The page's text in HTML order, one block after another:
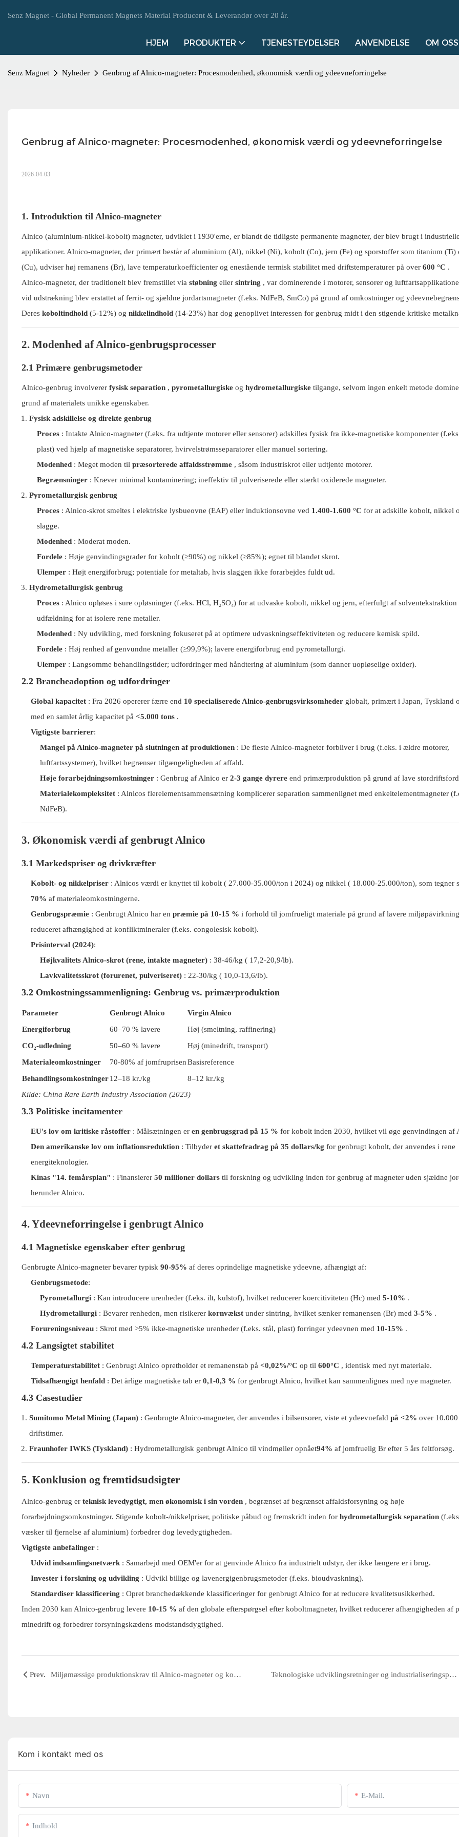
Senz Magnet - Global Permanent Magnets Material Producent & Leverandør over 20 år.
HJEM PRODUKTER TJENESTEYDELSER ANVENDELSE OM OSS
Senz Magnet Nyheder Genbrug af Alnico-magneter: Procesmodenhed, økonomisk værdi og ydeevneforringelse
Genbrug af Alnico-magneter: Procesmodenhed, økonomisk værdi og ydeevneforringelse
2026-04-03
1. Introduktion til Alnico-magneter
Alnico (aluminium-nikkel-kobolt) magneter, udviklet i 1930'erne, er blandt de tidligste permanente magneter, der blev brugt i industrielle
applikationer. Alnico-magneter, der primært består af aluminium (Al), nikkel (Ni), kobolt (Co), jern (Fe) og sporstoffer som titanium (Ti)
(Cu), udviser høj remanens (Br), lave temperaturkoefficienter og enestående termisk stabilitet med driftstemperaturer på over 600 °C .
Alnico-magneter, der traditionelt blev fremstillet via støbning eller sintring , var dominerende i motorer, sensorer og
vid udstrækning blev erstattet af ferrit- og sjældne jordartsmagneter (f.eks. NdFeB, SmCo) på grund af omkostninger og
Deres koboltindhold(5-12%) og nikkelindhold(14-23%) har dog genoplivet interessen for genbrug midt i den stigende kritiske
2. Modenhed af Alnico-genbrugsprocesser
2.1 Primære genbrugsmetoder
Alnico-genbrug involverer fysisk separation, pyrometallurgiskeog hydrometallurgisketilgange, selvom ingen enkelt metode
grund af materialets unikke egenskaber.
Fysisk adskillelse og direkte genbrug
Proces: Intakte Alnico-magneter (f.eks. fra udtjente motorer eller sensorer) adskilles fysisk fra ikke-magnetiske komponenter
plast) ved hjælp af magnetiske separatorer, hvirvelstrømsseparatorer eller manuel sortering.
Modenhed: Meget moden til præsorterede affaldsstrømme, såsom industriskrot eller udtjente motorer.
Begrænsninger: Kræver minimal kontaminering; ineffektiv til pulveriserede eller stærkt oxiderede magneter.
Pyrometallurgisk genbrug
Proces: Alnico-skrot smeltes i elektriske lysbueovne (EAF) eller induktionsovne ved 1.400-1.600 °C for at adskille kobolt, nikkel
slagge.
Modenhed: Moderat moden.
Fordele: Høje genvindingsgrader for kobolt (≥90%) og nikkel (≥85%); egnet til blandet skrot.
Ulemper: Højt energiforbrug; potentiale for metaltab, hvis slaggen ikke forarbejdes fuldt ud.
Hydrometallurgisk genbrug
Proces: Alnico opløses i sure opløsninger (f.eks. HCl, H₂SO₄) for at udvaske kobolt, nikkel og jern, efterfulgt af solventekstraktion
udfældning for at isolere rene metaller.
Modenhed: Ny udvikling, med forskning fokuseret på at optimere udvaskningseffektiviteten og reducere kemisk spild.
Fordele: Høj renhed af genvundne metaller (≥99,9%); lavere energiforbrug end pyrometallurgi.
Ulemper: Langsomme behandlingstider; udfordringer med håndtering af aluminium (som danner uopløselige oxider).
2.2 Brancheadoption og udfordringer
Global kapacitet: Fra 2026 opererer færre end 10 specialiserede Alnico-genbrugsvirksomhederglobalt, primært i Japan, Tyskland
med en samlet årlig kapacitet på <5.000 tons.
Vigtigste barrierer:
Mangel på Alnico-magneter på slutningen af ​​produktionen: De fleste Alnico-magneter forbliver i brug (f.eks. i ældre motorer,
luftfartssystemer), hvilket begrænser tilgængeligheden af ​​affald.
Høje forarbejdningsomkostninger: Genbrug af Alnico er 2-3 gange dyrereend primærproduktion på grund af lave
Materialekompleksitet: Alnicos flerelementsammensætning komplicerer separation sammenlignet med enkeltelementmagneter
NdFeB).
3. Økonomisk værdi af genbrugt Alnico
3.1 Markedspriser og drivkræfter
Kobolt- og nikkelpriser: Alnicos værdi er knyttet til kobolt ( 27.000-35.000/ton i 2024) og nikkel (18.000-25.000/ton), som tegner
70% af materialeomkostningerne.
Genbrugspræmie: Genbrugt Alnico har en præmie på 10-15 % i forhold til jomfrueligt materiale på grund af lavere
reduceret afhængighed af konfliktmineraler (f.eks. congolesisk kobolt).
Prisinterval (2024):
Højkvalitets Alnico-skrot (rene, intakte magneter): 38-46/kg (17,2-20,9/lb).
Lavkvalitetsskrot (forurenet, pulveriseret): 22-30/kg (10,0-13,6/lb).
3.2 Omkostningssammenligning: Genbrug vs. primærproduktion
Parameter Genbrugt Alnico
Virgin Alnico
Energiforbrug
60–70 % lavere
Høj (smeltning, raffinering)
CO₂-udledning
50–60 % lavere
Høj (minedrift, transport)
Materialeomkostninger
70-80% af jomfruprisenBasisreference
Behandlingsomkostninger12–18 kr./kg
8–12 kr./kg
Kilde: China Rare Earth Industry Association (2023)
3.3 Politiske incitamenter
EU's lov om kritiske råstoffer: Målsætningen er en genbrugsgrad på 15 % for kobolt inden 2030, hvilket vil øge genvindingen af
Den amerikanske lov om inflationsreduktion: Tilbyder et skattefradrag på 35 dollars/kg for genbrugt kobolt, der anvendes i rene
energiteknologier.
Kinas "14. femårsplan" : Finansierer 50 millioner dollarstil forskning og udvikling inden for genbrug af magneter uden sjældne
herunder Alnico.
4. Ydeevneforringelse i genbrugt Alnico
4.1 Magnetiske egenskaber efter genbrug
Genbrugte Alnico-magneter bevarer typisk 90-95% af deres oprindelige magnetiske ydeevne, afhængigt af:
Genbrugsmetode:
Pyrometallurgi: Kan introducere urenheder (f.eks. ilt, kulstof), hvilket reducerer koercitiviteten (Hc) med 5-10% .
Hydrometallurgi: Bevarer renheden, men risikerer kornvækstunder sintring, hvilket sænker remanensen (Br) med 3-5% .
Forureningsniveau: Skrot med >5% ikke-magnetiske urenheder (f.eks. stål, plast) forringer ydeevnen med 10-15% .
4.2 Langsigtet stabilitet
Temperaturstabilitet: Genbrugt Alnico opretholder et remanenstab på <0,02%/°C op til 600°C , identisk med nyt materiale.
Tidsafhængigt henfald: Det årlige magnetiske tab er 0,1-0,3 % for genbrugt Alnico, hvilket kan sammenlignes med nye magneter.
4.3 Casestudier
Sumitomo Metal Mining (Japan): Genbrugte Alnico-magneter, der anvendes i bilsensorer, viste et ydeevnefald på <2% over 10.000
driftstimer.
Fraunhofer IWKS (Tyskland): Hydrometallurgisk genbrugt Alnico til vindmøller opnået94% af jomfruelig Br efter 5 års feltforsøg.
5. Konklusion og fremtidsudsigter
Alnico-genbrug er teknisk levedygtigt, men økonomisk i sin vorden, begrænset af begrænset affaldsforsyning og høje
forarbejdningsomkostninger. Stigende kobolt-/nikkelpriser, politiske påbud og fremskridt inden for hydrometallurgisk separation
væsker til fjernelse af aluminium) forbedrer dog levedygtigheden.
Vigtigste anbefalinger:
Udvid indsamlingsnetværk: Samarbejd med OEM'er for at genvinde Alnico fra industrielt udstyr, der ikke længere er i brug.
Invester i forskning og udvikling : Udvikl billige og lavenergigenbrugsmetoder (f.eks. bioudvaskning).
Standardiser klassificering : Opret branchedækkende klassificeringer for genbrugt Alnico for at reducere kvalitetsusikkerhed.
Inden 2030 kan Alnico-genbrug levere 10-15 % af den globale efterspørgsel efter koboltmagneter, hvilket reducerer afhængigheden af
minedrift og forbedrer forsyningskædens modstandsdygtighed.
Prev. Miljømæssige produktionskrav til Alnico-magneter og kontrol af forureningsemissioner under smelte- og sintringsprocesser Teknologiske udviklingsretninger og industrialiseringspotentiale for Alnico-magneter
Kom i kontakt med os
Navn E-Mail.
Indhold